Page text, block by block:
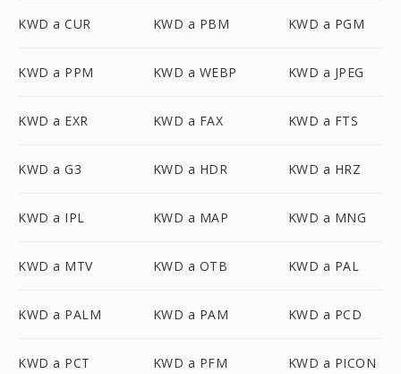
KWD a CUR KWD a PBM KWD a PGM
KWD a PPM KWD a WEBP KWD a JPEG
KWD a EXR KWD a FAX KWD a FTS
KWD a G3 KWD a HDR KWD a HRZ
KWD a IPL KWD a MAP KWD a MNG
KWD a MTV KWD a OTB KWD a PAL
KWD a PALM KWD a PAM KWD a PCD
KWD a PCT KWD a PFM KWD a PICON